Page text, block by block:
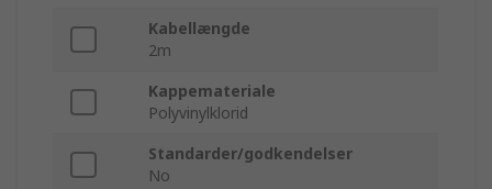
Kabellængde
2m
Kappemateriale
Polyvinylklorid
Standarder/godkendelser
No